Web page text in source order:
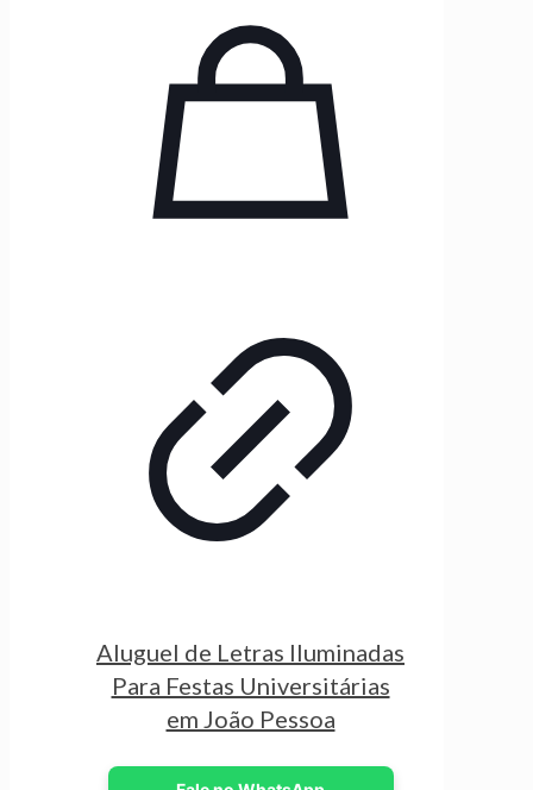
Aluguel de Letras Iluminadas
Para Festas Universitárias
em João Pessoa